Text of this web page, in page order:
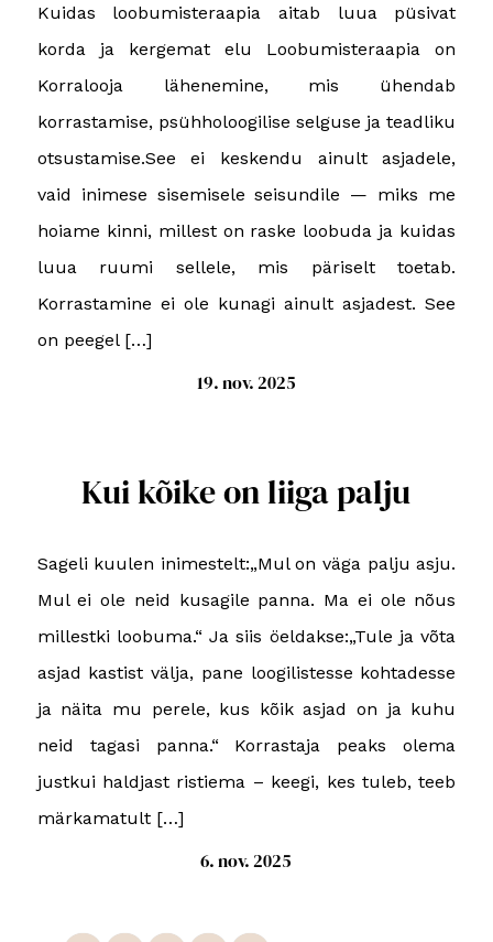
Kuidas loobumisteraapia aitab luua püsivat
korda ja kergemat elu Loobumisteraapia on
Korralooja lähenemine, mis ühendab
korrastamise, psühholoogilise selguse ja teadliku
otsustamise.See ei keskendu ainult asjadele,
vaid inimese sisemisele seisundile — miks me
hoiame kinni, millest on raske loobuda ja kuidas
luua ruumi sellele, mis päriselt toetab.
Korrastamine ei ole kunagi ainult asjadest. See
on peegel […]
19. nov. 2025
Kui kõike on liiga palju
Sageli kuulen inimestelt:„Mul on väga palju asju.
Mul ei ole neid kusagile panna. Ma ei ole nõus
millestki loobuma.“ Ja siis öeldakse:„Tule ja võta
asjad kastist välja, pane loogilistesse kohtadesse
ja näita mu perele, kus kõik asjad on ja kuhu
neid tagasi panna.“ Korrastaja peaks olema
justkui haldjast ristiema – keegi, kes tuleb, teeb
märkamatult […]
6. nov. 2025